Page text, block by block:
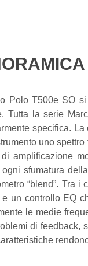
Polo T500e SO
Tutta la serie
specifica.
uno
amplificazione
sfumatura
“blend”. Tra
e un controllo EQ
le medie
di feedback,